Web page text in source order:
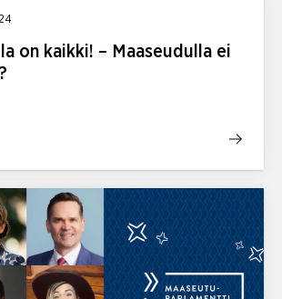
on kaikki! – Maaseudulla ei